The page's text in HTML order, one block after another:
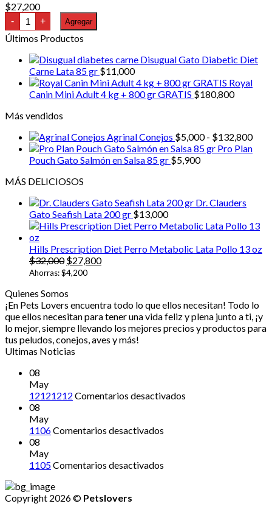
$27,200
- Br
For
Dog
Softy
Mix
Pollo
Cordero
Bombonera
gr
+ Agregar
Últimos Productos
Disugual Gato Diabetic Diet
Carne Lata 85 gr $11,000
Royal
Canin Mini Adult 4 kg + 800 gr GRATIS $180,800
Más vendidos
Agrinal Conejos $5,000 - $132,800
de
Pro Plan
Pouch Gato Salmón en Salsa 85 gr $5,900
MÁS DELICIOSOS
Dr. Clauders
Gato Seafish Lata 200 gr $13,000
Hills Prescription Diet Perro Metabolic Lata Pollo 13 oz
$32,000 El
precio
era:
$32,000.
$27,800El
$27,800.
Ahorras:$4,200
Quienes Somos
¡En Pets Lovers encuentra todo lo que ellos necesitan! Todo lo
que ellos necesitan para tener una vida feliz y plena junto a ti, ¡y
lo mejor, siempre llevando los mejores precios y productos para
tus peludos, conejos, aves y más!
Ultimas Noticias
08
May
12121212 Comentarios desactivados
08
May
1106Comentarios desactivados
08
May
1105Comentarios desactivados
Copyright 2026 © Petslovers